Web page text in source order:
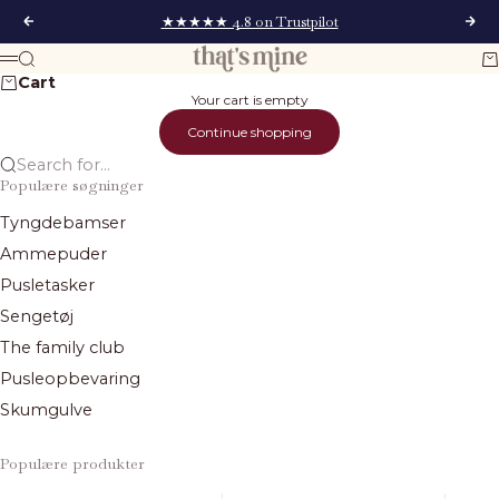
Previous
★★★★★ 4.8 on Trustpilot
Next
That's Mine
Menu
Search
Cart
Your cart is empty
Continue shopping
Search for...
Populære søgninger
Tyngdebamser
Ammepuder
Pusletasker
Sengetøj
The family club
Pusleopbevaring
Skumgulve
Populære produkter